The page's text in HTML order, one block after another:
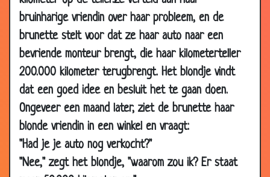
bruinharige vriendin over haar probleem, en de
brunette stelt voor dat ze haar auto naar een
bevriende monteur brengt, die haar kilometerteller
200.000 kilometer terugbrengt. Het blondje vindt
dat een goed idee en besluit het te gaan doen.
Ongeveer een maand later, ziet de brunette haar
blonde vriendin in een winkel en vraagt:
"Had je je auto nog verkocht?"
"Nee," zegt het blondje, "waarom zou ik? Er staat
11 Sep 2014
Blondje in videotheek
17 May 2014
Het is deze koe
17 Apr 2014
Blondje in de supermarkt
2.87
3.65
03 Mar 2014
Brief gepost
19 Feb 2014
Het leven
15 Oct 2013
Afslanken
11 Sep 2013
May day!
3.21